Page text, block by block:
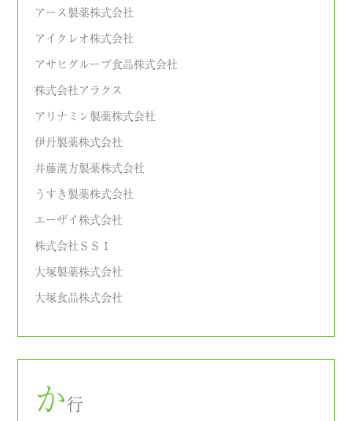
アース製薬株式会社
アイクレオ株式会社
アサヒグループ食品株式会社
株式会社アラクス
アリナミン製薬株式会社
伊丹製薬株式会社
井藤漢方製薬株式会社
うすき製薬株式会社
エーザイ株式会社
株式会社ＳＳＩ
大塚製薬株式会社
大塚食品株式会社
か行